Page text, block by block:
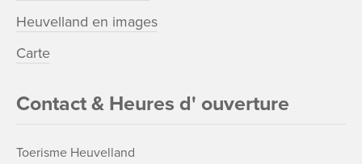
Heuvelland en images
Carte
Contact & Heures d' ouverture
Toerisme Heuvelland